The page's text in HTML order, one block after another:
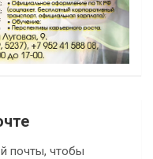
почты, чтобы